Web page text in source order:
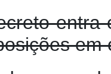
entra
em